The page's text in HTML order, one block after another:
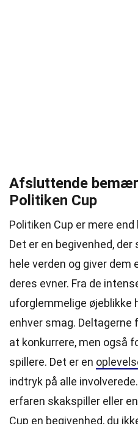
Afsluttende
Politiken Cup
Politiken Cup er mere
Det er en begivenhed,
hele verden og giver
deres evner. Fra de
uforglemmelige øjeblikke
enhver smag. Deltagerne
at konkurrere, men også
spillere. Det er en
indtryk på alle
erfaren skakspiller eller
Cup en begivenhed, du